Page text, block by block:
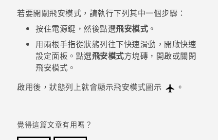
若要開關飛安模式，請執行下列其中一個步驟：
按住電源鍵，然後點選飛安模式 。
用兩根手指從狀態列往下快速滑動，開啟快速
設定面板。點選飛安模式方塊磚，開啟或關閉
飛安模式。
啟用後，狀態列上就會顯示飛安模式圖示
。
覺得這篇文章有用嗎？